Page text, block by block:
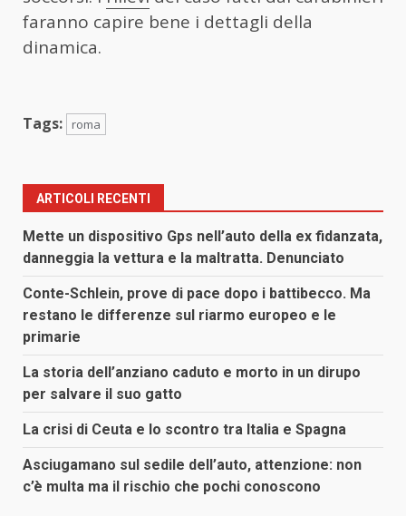
faranno capire bene i dettagli della
dinamica.
Tags: roma
ARTICOLI RECENTI
Mette un dispositivo Gps nell’auto della ex fidanzata,
danneggia la vettura e la maltratta. Denunciato
Conte-Schlein, prove di pace dopo i battibecco. Ma
restano le differenze sul riarmo europeo e le
primarie
La storia dell’anziano caduto e morto in un dirupo
per salvare il suo gatto
La crisi di Ceuta e lo scontro tra Italia e Spagna
Asciugamano sul sedile dell’auto, attenzione: non
c’è multa ma il rischio che pochi conoscono